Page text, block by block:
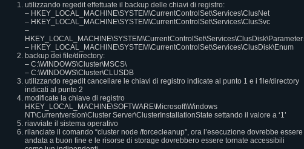
utilizzando regedit effettuate il backup delle chiavi di registro:
– HKEY_LOCAL_MACHINE\SYSTEM\CurrentControlSet\Services\ClusNet
– HKEY_LOCAL_MACHINE\SYSTEM\CurrentControlSet\Services\ClusSvc
–
HKEY_LOCAL_MACHINE\SYSTEM\CurrentControlSet\Services\ClusDisk\Parameters
– HKEY_LOCAL_MACHINE\SYSTEM\CurrentControlSet\Services\ClusDisk\Enum
backup dei file/directory:
– C:\WINDOWS\Cluster\MSCS\
– C:\WINDOWS\Cluster\CLUSDB
utilizzando regedit cancellare le chiavi di registro indicate al punto 1 e i file/directory
indicati al punto 2
modificate la chiave di registro
HKEY_LOCAL_MACHINE\SOFTWARE\Microsoft\Windows
NT\Currentversion\Cluster Server\ClusterInstallationState settando il valore a ‘1’
riavviate il sistema operativo
rilanciate il comando “cluster node /forcecleanup”, ora l’esecuzione dovrebbe essere
andata a buon fine e le risorse di storage dovrebbero essere tornate accessibili